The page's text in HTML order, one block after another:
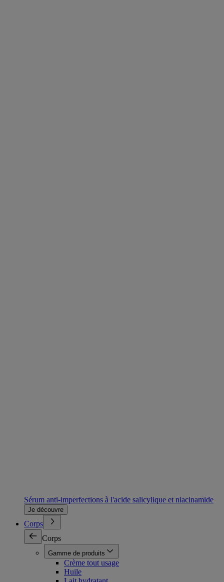
Sérum anti-imperfections à l'acide salicylique et niacinamide
Je découvre
Corps
Corps
Gamme de produits
Crème tout usage
Huile